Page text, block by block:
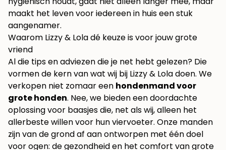
maakt het leven voor iedereen in huis een stuk
aangenamer.
Waarom Lizzy & Lola dé keuze is voor jouw grote
vriend
Al die tips en adviezen die je net hebt gelezen? Die
vormen de kern van wat wij bij Lizzy & Lola doen. We
verkopen niet zomaar een hondenmand voor
grote honden. Nee, we bieden een doordachte
oplossing voor baasjes die, net als wij, alleen het
allerbeste willen voor hun viervoeter. Onze manden
zijn van de grond af aan ontworpen met één doel
voor ogen: de gezondheid en het comfort van grote